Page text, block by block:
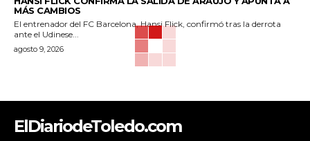
MÁS CAMBIOS
El entrenador del FC Barcelona, Hansi Flick, confirmó tras la derrota
ante el Udinese...
agosto 9, 2026
ElDiariodeToledo.com